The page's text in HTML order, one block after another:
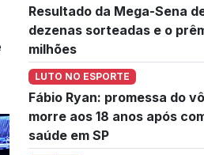
Resultado da Mega-Sena
dezenas sorteadas e o
milhões
LUTO NO ESPORTE
Fábio Ryan: promessa do
morre aos 18 anos após
saúde em SP